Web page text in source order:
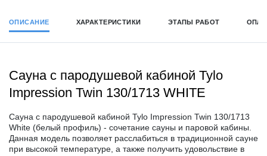
ОПИСАНИЕ ХАРАКТЕРИСТИКИ ЭТАПЫ РАБОТ
Сауна с пародушевой кабиной Tylo
Impression Twin 130/1713 WHITE
Сауна с пародушевой кабиной Tylo Impression Twin 130/1713
White (белый профиль) - сочетание сауны и паровой кабины.
Данная модель позволяет расслабиться в традиционной сауне
при высокой температуре, а также получить удовольствие в